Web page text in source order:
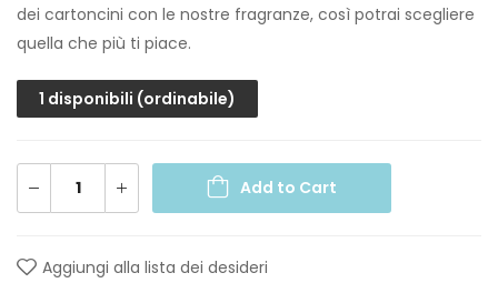
dei cartoncini con le nostre fragranze, così potrai scegliere
quella che più ti piace.
1 disponibili (ordinabile)
Add to Cart
Aggiungi alla lista dei desideri